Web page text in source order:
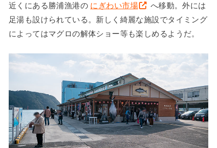
近くにある勝浦漁港の にぎわい市場
へ移動。外には
足湯も設けられている。新しく綺麗な施設でタイミング
によってはマグロの解体ショー等も楽しめるようだ。